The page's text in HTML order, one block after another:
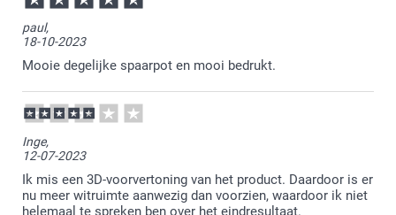
Veel plezier van de spaarpot!
paul,
18-10-2023
Mooie degelijke spaarpot en mooi bedrukt.
Inge,
12-07-2023
Ik mis een 3D-voorvertoning van het product. Daardoor is er
nu meer witruimte aanwezig dan voorzien, waardoor ik niet
helemaal te spreken ben over het eindresultaat.